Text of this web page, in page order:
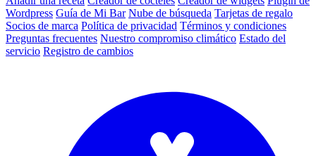
Wordpress Guía de Mi Bar Nube de búsqueda Tarjetas de regalo
Socios de marca Política de privacidad Términos y condiciones
Preguntas frecuentes Nuestro compromiso climático Estado del
servicio Registro de cambios